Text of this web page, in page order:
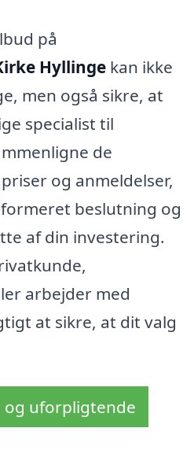
på
Hyllinge kan ikke
men også sikre, at
specialist til
de
og anmeldelser,
beslutning og
af din investering.
arbejder med
at sikre, at dit valg
og uforpligtende